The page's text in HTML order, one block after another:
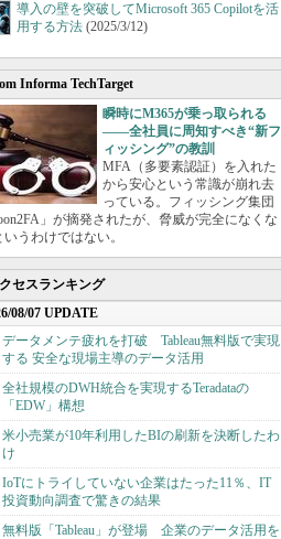
導入の壁を突破してMicrosoft 365 Copilotを活
用する方法 (2025/3/12)
Informa TechTarget
瞬時にM365が乗っ取られる
――全社員に周知すべき“新フ
ィッシング”の教訓
MFA（多要素認証）を入れた
から安心という常識が崩れ去
っている。フィッシング集団
」が摘発されたが、脅威が完全になくな
いうわけではない。
セスランキング
08/07 UPDATE
データメンテ疲れを打破 Tableau無料版で実現
する 安全な現場主導のデータ活用
全社規模のDWH統合を実現するTeradataの
「EDW」構想
米小売業が10年利用したBIの刷新を決断したわ
け
IoTにトライしていない企業はたった11％、IT
投資動向調査で驚きの結果
無料版「Tableau」が登場 企業のデータ活用を